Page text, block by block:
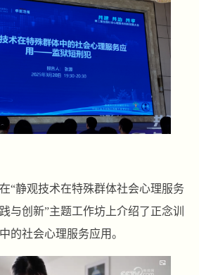
“静观技术在特殊群体社会心理服务
与创新”主题工作坊上介绍了正念训
的社会心理服务应用。